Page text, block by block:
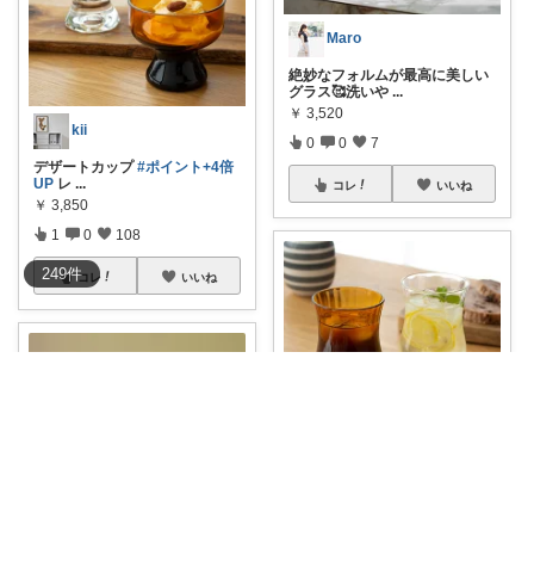
249件
kii
デザートカップ#ポイント+4倍
UP レ ...
￥ 3,850
1 0 108
コレ いいね
Maro
絶妙なフォルムが最高に美しい
グラス🥰洗いや ...
￥ 3,520
0 0 7
コレ いいね